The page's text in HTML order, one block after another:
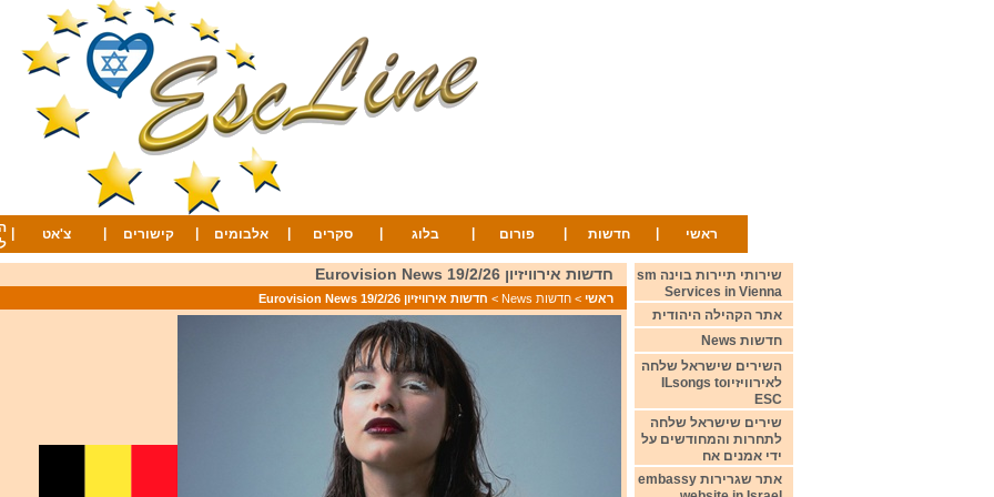
ראשי חדשות פורום בלוג סקרים אלבומים קישורים צ'אט
חדשות אירוויזיון 19/2/26 Eurovision News
ראשי > חדשות News > חדשות אירוויזיון 19/2/26 Eurovision News
שירותי תיירות בוינה sm
Services in Vienna
אתר הקהילה היהודית
חדשות News
השירים שישראל שלחה
לאירוויזיוILsongs to
ESC
שירים שישראל שלחה
לתחרות והמחודשים על
ידי אמנים אח
אתר שגרירות embassy